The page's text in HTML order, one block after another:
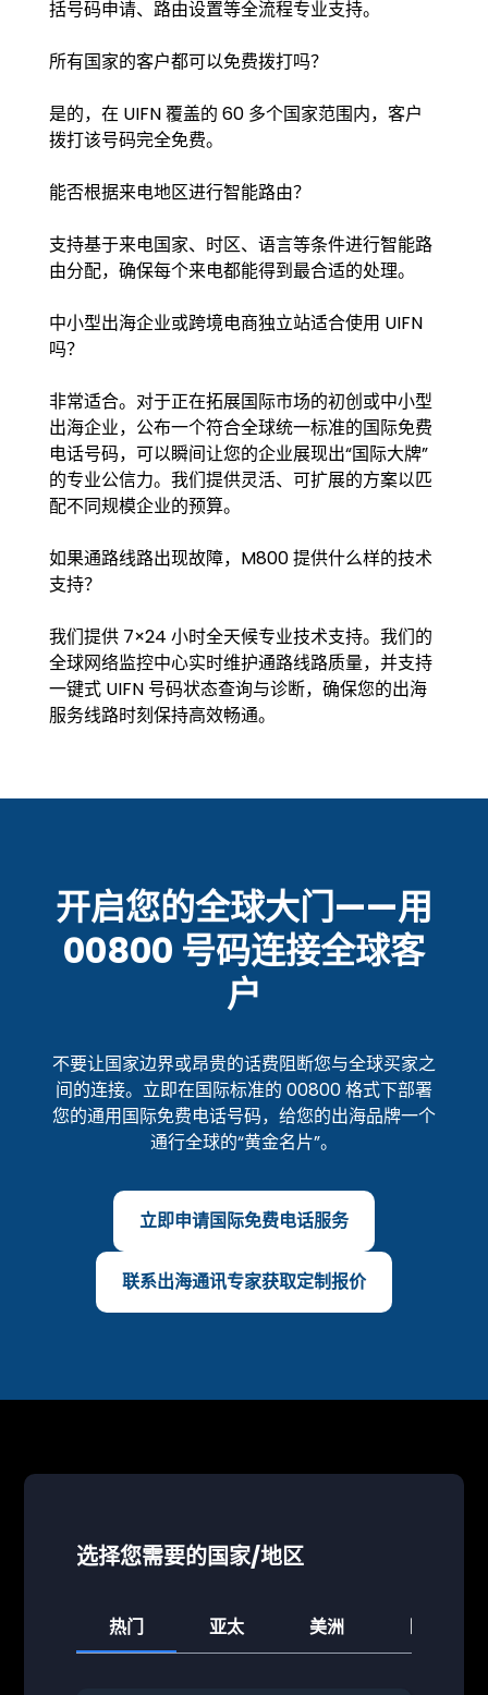
括号码申请、路由设置等全流程专业支持。
所有国家的客户都可以免费拨打吗？
是的，在 UIFN 覆盖的 60 多个国家范围内，客户
拨打该号码完全免费。
能否根据来电地区进行智能路由？
支持基于来电国家、时区、语言等条件进行智能路
由分配，确保每个来电都能得到最合适的处理。
中小型出海企业或跨境电商独立站适合使用 UIFN
吗？
非常适合。对于正在拓展国际市场的初创或中小型
出海企业，公布一个符合全球统一标准的国际免费
电话号码，可以瞬间让您的企业展现出“国际大牌”
的专业公信力。我们提供灵活、可扩展的方案以匹
配不同规模企业的预算。
如果通路线路出现故障，M800 提供什么样的技术
支持？
我们提供 7×24 小时全天候专业技术支持。我们的
全球网络监控中心实时维护通路线路质量，并支持
一键式 UIFN 号码状态查询与诊断，确保您的出海
服务线路时刻保持高效畅通。
开启您的全球大门——用
00800 号码连接全球客
户
不要让国家边界或昂贵的话费阻断您与全球买家之
间的连接。立即在国际标准的 00800 格式下部署
您的通用国际免费电话号码，给您的出海品牌一个
通行全球的“黄金名片”。
立即申请国际免费电话服务
联系出海通讯专家获取定制报价
选择您需要的国家/地区
热门 亚太 美洲 欧洲